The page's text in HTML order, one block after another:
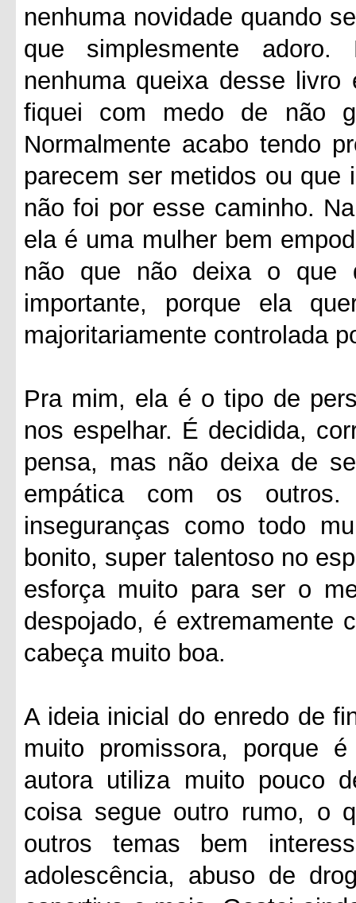
nenhuma novidade quando
que simplesmente
nenhuma queixa desse
fiquei com medo de não
Normalmente acabo tendo
parecem ser metidos ou
não foi por esse caminho.
ela é uma mulher bem
não que não deixa o que
importante, porque ela
majoritariamente controlada
Pra mim, ela é o tipo de
nos espelhar. É decidida,
pensa, mas não deixa de
empática com os
inseguranças como todo
bonito, super talentoso no
esforça muito para ser o
despojado, é extremamente
cabeça muito boa.
A ideia inicial do enredo de
muito promissora, porque
autora utiliza muito pouco
coisa segue outro rumo, o
outros temas bem
adolescência, abuso de